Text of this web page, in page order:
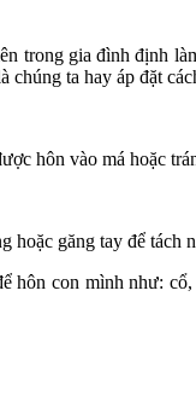
trong gia đình định
ta hay áp đặt
hôn vào má hoặc
hoặc găng tay để tách
con mình như: